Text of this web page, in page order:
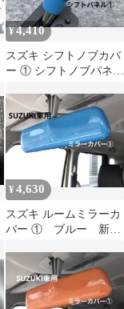
¥4,410
スズキ シフトノブカバ
ー ① シフトノブパネ
ラー
¥4,630
スズキ ルームミラーカ
バー ① ブルー 新型
ラー